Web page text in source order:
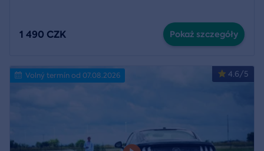
1 490 CZK Pokaż szczegóły
4.6/5
Volný termín od 07.08.2026